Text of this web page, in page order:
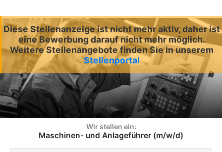
Diese Stellenanzeige ist nicht mehr aktiv, daher ist
eine Bewerbung darauf nicht mehr möglich.
Weitere Stellenangebote finden Sie in unserem
Stellenportal
Wir stellen ein:
Maschinen- und Anlageführer (m/w/d)